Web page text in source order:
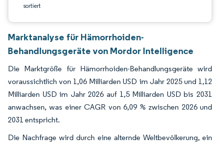
sortiert
Marktanalyse für Hämorrhoiden-
Behandlungsgeräte von Mordor Intelligence
Die Marktgröße für Hämorrhoiden-Behandlungsgeräte wird
voraussichtlich von 1,06 Milliarden USD im Jahr 2025 und 1,12
Milliarden USD im Jahr 2026 auf 1,5 Milliarden USD bis 2031
anwachsen, was einer CAGR von 6,09 % zwischen 2026 und
2031 entspricht.
Die Nachfrage wird durch eine alternde Weltbevölkerung, ein